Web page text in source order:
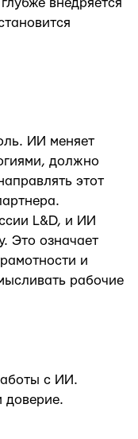
внедряется
ИИ меняет
должно
этот
L&D, и ИИ
Это означает
и
рабочие
с ИИ.
доверие.